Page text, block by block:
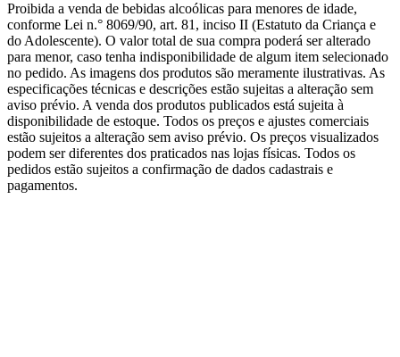
Proibida a venda de bebidas alcoólicas para menores de idade,
conforme Lei n.° 8069/90, art. 81, inciso II (Estatuto da Criança e
do Adolescente). O valor total de sua compra poderá ser alterado
para menor, caso tenha indisponibilidade de algum item selecionado
no pedido. As imagens dos produtos são meramente ilustrativas. As
especificações técnicas e descrições estão sujeitas a alteração sem
aviso prévio. A venda dos produtos publicados está sujeita à
disponibilidade de estoque. Todos os preços e ajustes comerciais
estão sujeitos a alteração sem aviso prévio. Os preços visualizados
podem ser diferentes dos praticados nas lojas físicas. Todos os
pedidos estão sujeitos a confirmação de dados cadastrais e
pagamentos.